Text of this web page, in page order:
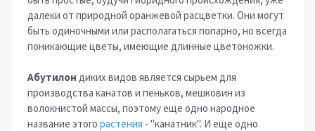
далеки от природной оранжевой расцветки. Они могут
быть одиночными или располагаться попарно, но всегда
поникающие цветы, имеющие длинные цветоножки.
Абутилон диких видов является сырьем для
производства канатов и пеньков, мешковин из
волокнистой массы, поэтому еще одно народное
название этого растения - "канатник". И еще одно